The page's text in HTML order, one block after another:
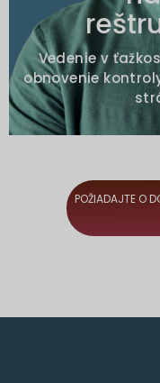
Vedenie v
obnovenie
Rozpad
POŽIADAJTE O